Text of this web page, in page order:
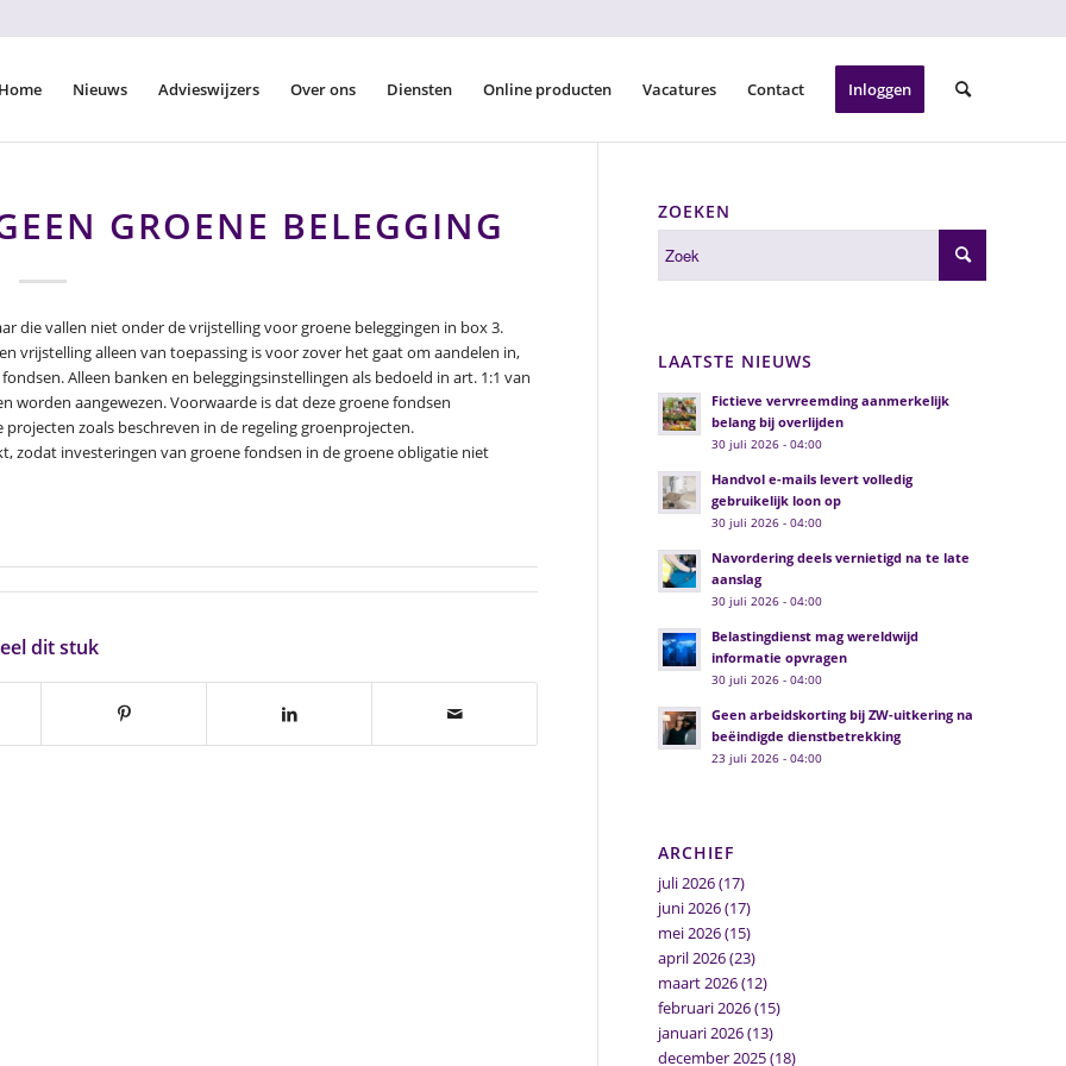
Nieuws Advieswijzers Over ons Diensten Online producten Vacatures Contact Inloggen
GROENE BELEGGING
die vallen niet onder de vrijstelling voor groene beleggingen in box 3.
vrijstelling alleen van toepassing is voor zover het gaat om aandelen in,
Alleen banken en beleggingsinstellingen als bedoeld in art. 1:1 van
worden aangewezen. Voorwaarde is dat deze groene fondsen
zoals beschreven in de regeling groenprojecten.
zodat investeringen van groene fondsen in de groene obligatie niet
dit stuk
ZOEKEN
LAATSTE NIEUWS
Fictieve vervreemding aanmerkelijk
belang bij overlijden
30 juli 2026 - 04:00
Handvol e-mails levert volledig
gebruikelijk loon op
30 juli 2026 - 04:00
Navordering deels vernietigd na te late
aanslag
30 juli 2026 - 04:00
Belastingdienst mag wereldwijd
informatie opvragen
30 juli 2026 - 04:00
Geen arbeidskorting bij ZW-uitkering na
beëindigde dienstbetrekking
23 juli 2026 - 04:00
ARCHIEF
juli 2026(17)
juni 2026(17)
mei 2026(15)
april 2026(23)
maart 2026(12)
februari 2026(15)
januari 2026(13)
december 2025(18)